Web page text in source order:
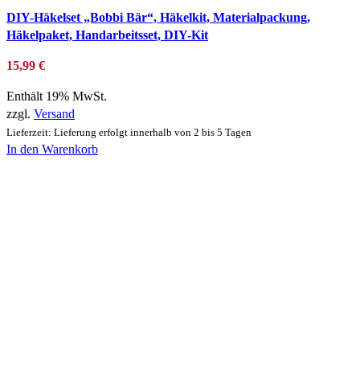
DIY-Häkelset „Bobbi Bär“, Häkelkit, Materialpackung,
Häkelpaket, Handarbeitsset, DIY-Kit
15,99 €
Enthält 19% MwSt.
zzgl. Versand
Lieferzeit: Lieferung erfolgt innerhalb von 2 bis 5 Tagen
In den Warenkorb